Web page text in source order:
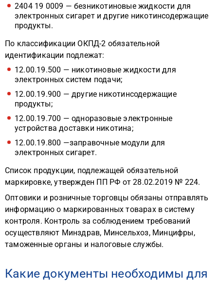
2404 19 0009 — безникотиновые жидкости для
электронных сигарет и другие никотинсодержащие
продукты.
По классификации ОКПД-2 обязательной
идентификации подлежат:
12.00.19.500 — никотиновые жидкости для
электронных систем подачи;
12.00.19.900 — другие никотинсодержащие
продукты;
12.00.19.700 — одноразовые электронные
устройства доставки никотина;
12.00.19.800 —заправочные модули для
электронных сигарет.
Список продукции, подлежащей обязательной
маркировке, утвержден ПП РФ от 28.02.2019 № 224.
Оптовики и розничные торговцы обязаны отправлять
информацию о маркированных товарах в систему
контроля. Контроль за соблюдением требований
осуществляют Минздрав, Минсельхоз, Минцифры,
таможенные органы и налоговые службы.
Какие документы необходимы для